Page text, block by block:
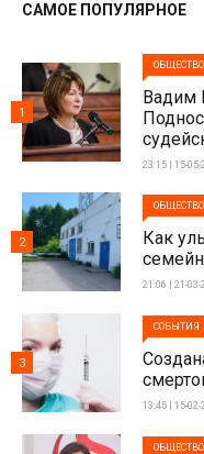
САМОЕ ПОПУЛЯРНОЕ
ОБЩЕСТВО
Вадим
23:15 | 15-05-
1
ОБЩЕСТВО
Как
21:06 | 21-03-
2
СОБЫТИЯ
13:45 | 15-02-
3
ОБЩЕСТВО